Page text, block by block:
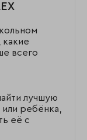
какие
всего
лучшую
ребёнка,
её с